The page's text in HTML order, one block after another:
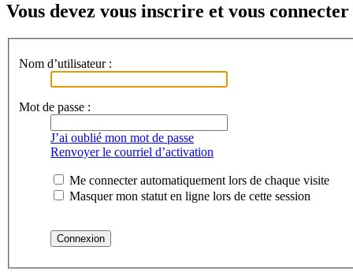
Vous devez vous inscrire et vous
Nom d’utilisateur :
Mot de passe :
J’ai oublié mon mot de passe
Renvoyer le courriel d’activation
Me connecter automatiquement lors de chaque visite
Masquer mon statut en ligne lors de cette session